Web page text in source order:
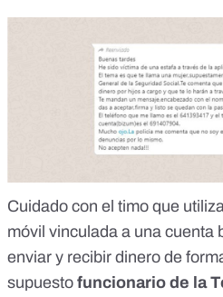
Cuidado con el timo que utiliza
móvil vinculada a una cuenta
enviar y recibir dinero de
supuesto funcionario de la